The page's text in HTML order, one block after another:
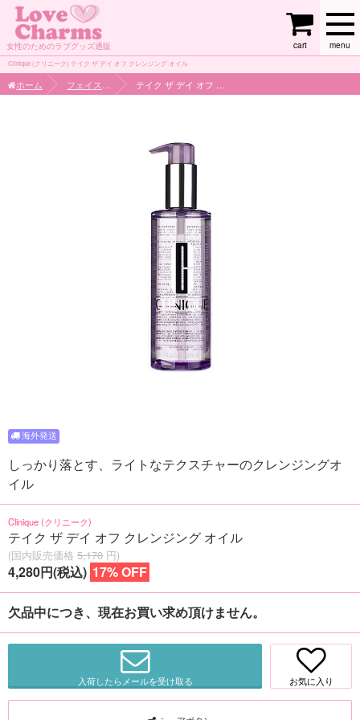
女性のためのラブグッズ通販 menu
cart
Clinique (クリニーク) テイク ザ デイ オフ クレンジング オイル
ホーム
しっかり落とす、ライトなテクスチャーのクレンジングオ
イル
Clinique (クリニーク)
テイク ザ デイ オフ クレンジング オイル
(国内販売価格 5,170 円)
4,280円(税込) 17% OFF
欠品中につき、現在お買い求め頂けません。
入荷したらメールを受け取る お気に入り